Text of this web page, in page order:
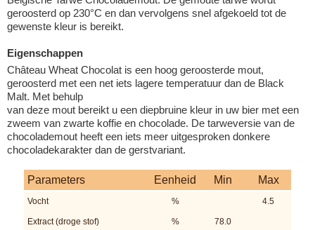
geroosterd op 230°C en dan vervolgens snel afgekoeld tot de
gewenste kleur is bereikt.
Eigenschappen
Château Wheat Chocolat is een hoog geroosterde mout,
geroosterd met een net iets lagere temperatuur dan de Black
Malt. Met behulp
van deze mout bereikt u een diepbruine kleur in uw bier met een
zweem van zwarte koffie en chocolade. De tarweversie van de
chocolademout heeft een iets meer uitgesproken donkere
chocoladekarakter dan de gerstvariant.
Parameters Eenheid Min Max
Vocht % 4.5
Extract (droge stof) % 78.0